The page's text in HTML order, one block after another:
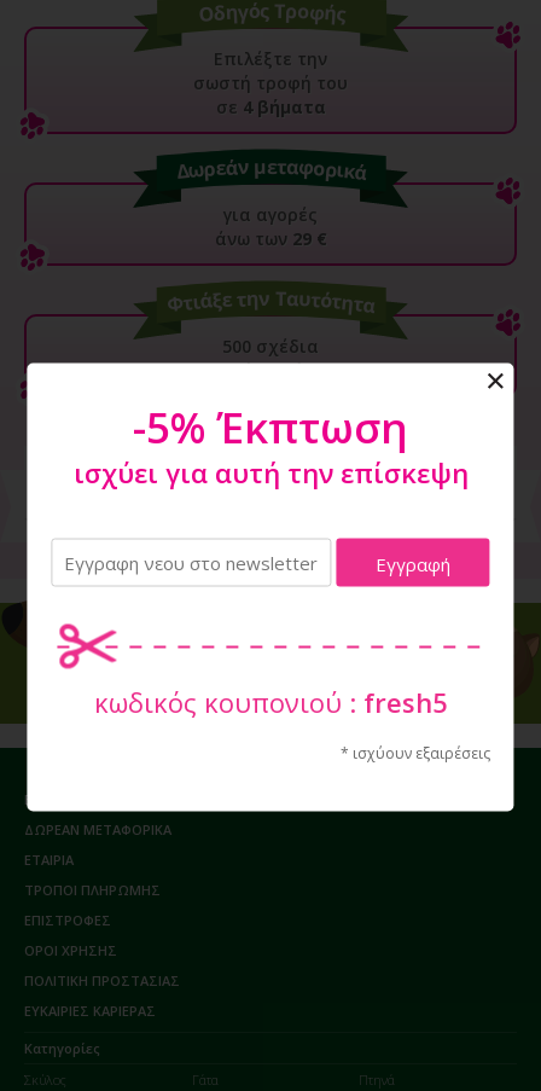
Επιλέξτε την
σωστή τροφή του
σε 4 βήματα
για αγορές
άνω των 29 €
500 σχέδια
Ξεκίνα τώρα
ΕΠΙΚΟΙΝΩΝΙΑ / ΩΡΑΡΙΟ
ΔΩΡΕΑΝ ΜΕΤΑΦΟΡΙΚΑ
ΕΤΑΙΡΙΑ
ΤΡΟΠΟΙ ΠΛΗΡΩΜΗΣ
ΕΠΙΣΤΡΟΦΕΣ
ΟΡΟΙ ΧΡΗΣΗΣ
ΠΟΛΙΤΙΚΗ ΠΡΟΣΤΑΣΙΑΣ
ΕΥΚΑΙΡΙΕΣ ΚΑΡΙΕΡΑΣ
Κατηγορίες
Σκύλος
Γάτα
Πτηνά
-5% Έκπτωση
ισχύει για αυτή την επίσκεψη
κωδικός κουπονιού : fresh5
* ισχύουν εξαιρέσεις